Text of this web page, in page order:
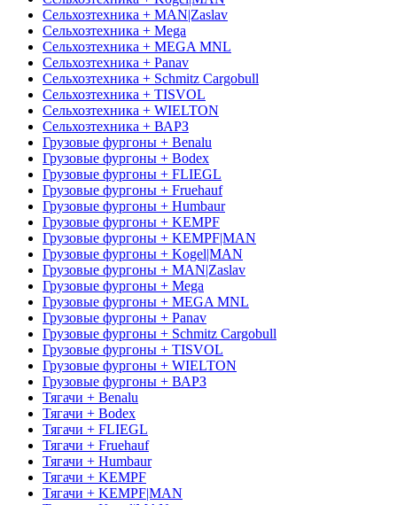
Сельхозтехника + MAN|Zaslav
Сельхозтехника + Mega
Сельхозтехника + MEGA MNL
Сельхозтехника + Panav
Сельхозтехника + Schmitz Cargobull
Сельхозтехника + TISVOL
Сельхозтехника + WIELTON
Сельхозтехника + ВАРЗ
Грузовые фургоны + Benalu
Грузовые фургоны + Bodex
Грузовые фургоны + FLIEGL
Грузовые фургоны + Fruehauf
Грузовые фургоны + Humbaur
Грузовые фургоны + KEMPF
Грузовые фургоны + KEMPF|MAN
Грузовые фургоны + Kogel|MAN
Грузовые фургоны + MAN|Zaslav
Грузовые фургоны + Mega
Грузовые фургоны + MEGA MNL
Грузовые фургоны + Panav
Грузовые фургоны + Schmitz Cargobull
Грузовые фургоны + TISVOL
Грузовые фургоны + WIELTON
Грузовые фургоны + ВАРЗ
Тягачи + Benalu
Тягачи + Bodex
Тягачи + FLIEGL
Тягачи + Fruehauf
Тягачи + Humbaur
Тягачи + KEMPF
Тягачи + KEMPF|MAN